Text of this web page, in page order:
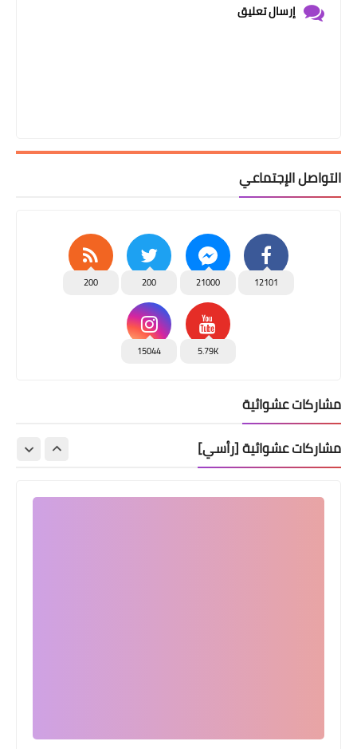
إرسال تعليق
التواصل الإجتماعي
12101
21000
200
200
5.79K
15044
مشاركات عشوائية
مشاركات عشوائية [رأسي]